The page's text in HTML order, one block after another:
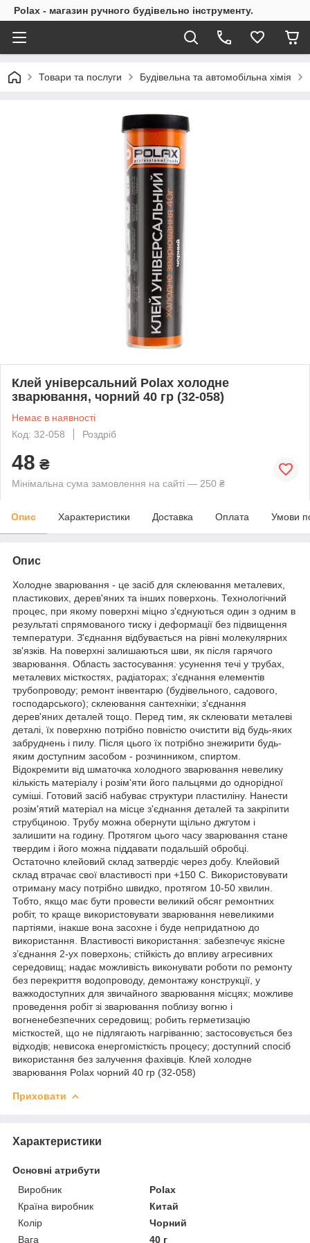
Polax - магазин ручного будівельно інструменту.
Товари та послуги Будівельна та автомобільна хімія
Клей універсальний Polax холодне
зварювання, чорний 40 гр (32-058)
Немає в наявності
Код: 32-058
Роздріб
48 ₴
Мінімальна сума замовлення на сайті — 250 ₴
Опис Характеристики Доставка Оплата Умови
Опис
Холодне зварювання - це засіб для склеювання металевих,
пластикових, дерев'яних та інших поверхонь. Технологічний
процес, при якому поверхні міцно з'єднуються один з одним в
результаті спрямованого тиску і деформації без підвищення
температури. З'єднання відбувається на рівні молекулярних
зв'язків. На поверхні залишаються шви, як після гарячого
зварювання. Область застосування: усунення течі у трубах,
металевих місткостях, радіаторах; з'єднання елементів
трубопроводу; ремонт інвентарю (будівельного, садового,
господарського); склеювання сантехніки; з'єднання
дерев'яних деталей тощо. Перед тим, як склеювати металеві
деталі, їх поверхню потрібно повністю очистити від будь-яких
забруднень і пилу. Після цього їх потрібно знежирити будь-
яким доступним засобом - розчинником, спиртом.
Відокремити від шматочка холодного зварювання невелику
кількість матеріалу і розім'яти його пальцями до однорідної
суміші. Готовий засіб набуває структури пластиліну. Нанести
розім'ятий матеріал на місце з'єднання деталей та закріпити
струбциною. Трубу можна обернути щільно джгутом і
залишити на годину. Протягом цього часу зварювання стане
твердим і його можна піддавати подальшій обробці.
Остаточно клейовий склад затвердіє через добу. Клейовий
склад втрачає свої властивості при +150 С. Використовувати
отриману масу потрібно швидко, протягом 10-50 хвилин.
Тобто, якщо має бути провести великий обсяг ремонтних
робіт, то краще використовувати зварювання невеликими
партіями, інакше вона засохне і буде непридатною до
використання. Властивості використання: забезпечує якісне
з’єднання 2-ух поверхонь; стійкість до впливу агресивних
середовищ; надає можливість виконувати роботи по ремонту
без перекриття водопроводу, демонтажу конструкції, у
важкодоступних для звичайного зварювання місцях; можливе
проведення робіт зі зварювання поблизу вогню і
вогненебезпечних середовищ; робить герметизацію
місткостей, що не підлягають нагріванню; застосовується без
відходів; невисока енергомісткість процесу; доступний спосіб
використання без залучення фахівців. Клей холодне
зварювання Polax чорний 40 гр (32-058)
Приховати
Характеристики
Основні атрибути
Виробник
Polax
Країна виробник
Китай
Колір
Чорний
Вага
40 г